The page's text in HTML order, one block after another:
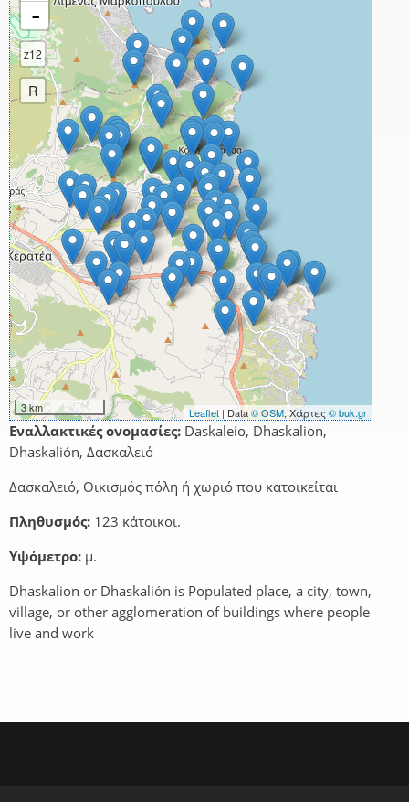
-
z12
R
3 km Leaflet | Data© OSM, Χάρτες © buk.gr
Εναλλακτικές ονομασίες: Daskaleio, Dhaskalion,
Dhaskalión, Δασκαλειό
Δασκαλειό, Οικισμός πόλη ή χωριό που κατοικείται
Πληθυσμός: 123 κάτοικοι.
Υψόμετρο: μ.
Dhaskalion or Dhaskalión is Populated place, a city, town,
village, or other agglomeration of buildings where people
live and work